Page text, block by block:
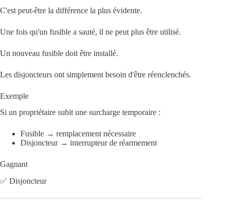
C'est peut-être la différence la plus évidente.
Une fois qu'un fusible a sauté, il ne peut plus être utilisé.
Un nouveau fusible doit être installé.
Les disjoncteurs ont simplement besoin d'être réenclenchés.
Exemple
Si un propriétaire subit une surcharge temporaire :
Fusible → remplacement nécessaire
Disjoncteur → interrupteur de réarmement
Gagnant
✅ Disjoncteur